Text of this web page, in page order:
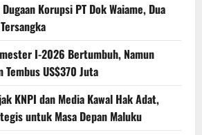
Korupsi PT Dok Waiame, Dua
I-2026 Bertumbuh, Namun
US$370 Juta
KNPI dan Media Kawal Hak Adat,
untuk Masa Depan Maluku